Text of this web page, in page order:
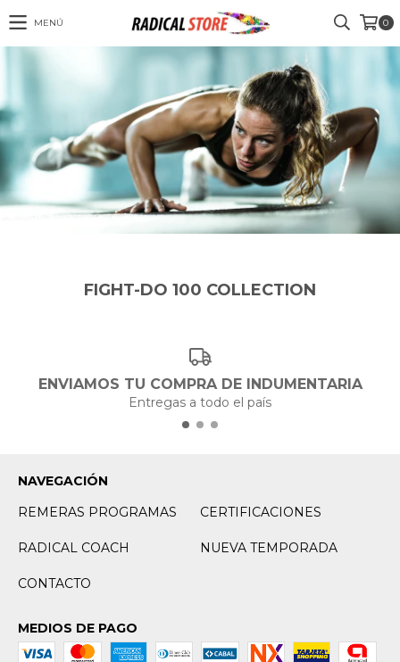
MENÚ 0
FIGHT-DO 100 COLLECTION
ENVIAMOS TU COMPRA DE INDUMENTARIA
Entregas a todo el país
NAVEGACIÓN
REMERAS PROGRAMAS
CERTIFICACIONES
RADICAL COACH NUEVA TEMPORADA
CONTACTO
MEDIOS DE PAGO